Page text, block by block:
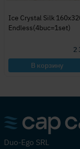
Ice Crystal Silk
Endless(4buc=1set)
2
В корзину
Duo-Ego SRL